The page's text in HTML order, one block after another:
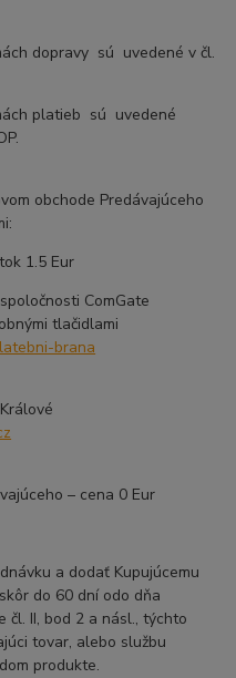
dopravy sú uvedené v čl.
platieb sú uvedené
obchode Predávajúceho
1.5 Eur
ComGate
tlačidlami
brana
– cena 0 Eur
a dodať Kupujúcemu
do 60 dní odo dňa
čl. II, bod 2 a násl., týchto
tovar, alebo službu
produkte.